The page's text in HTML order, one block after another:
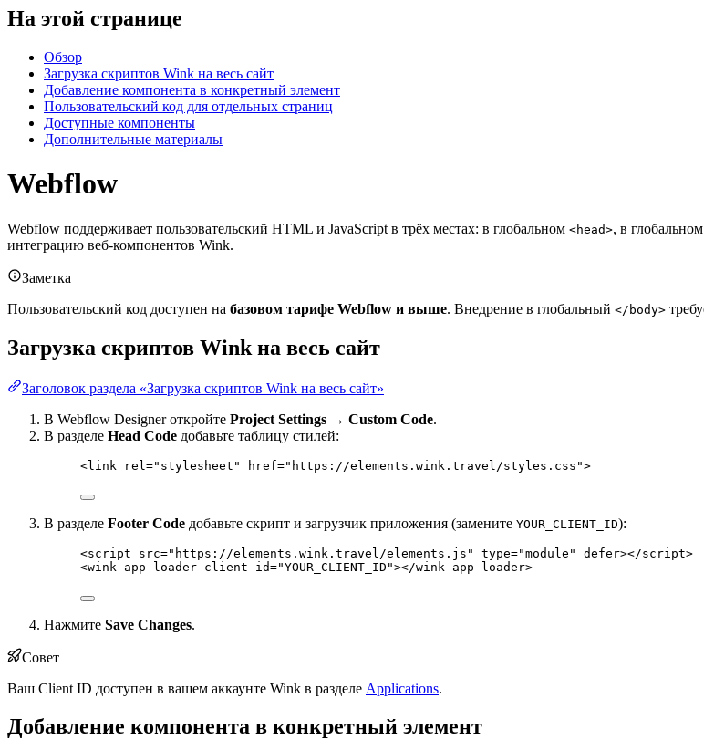
На этой странице
Обзор
Загрузка скриптов Wink на весь сайт
Добавление компонента в конкретный элемент
Пользовательский код для отдельных страниц
Доступные компоненты
Дополнительные материалы
Webflow
Webflow поддерживает пользовательский HTML и JavaScript в трёх местах: в глобальном <head>, в глобальном
интеграцию веб-компонентов Wink.
Заметка
Пользовательский код доступен на базовом тарифе Webflow и выше. Внедрение в глобальный </body>
Загрузка скриптов Wink на весь сайт
Заголовок раздела «Загрузка скриптов Wink на весь сайт»
В Webflow Designer откройте Project Settings → Custom Code.
В разделе Head Code добавьте таблицу стилей:
<link rel =" stylesheet " href=" https://elements.wink.travel/styles.css ">
В разделе Footer Code добавьте скрипт и загрузчик приложения (замените YOUR_CLIENT_ID):
<script src=" https://elements.wink.travel/elements.js " type="module " defer></script>
<wink-app-loader client-id="YOUR_CLIENT_ID "></wink-app-loader>
Нажмите Save Changes.
Совет
Ваш Client ID доступен в вашем аккаунте Wink в разделе Applications.
Добавление компонента в конкретный элемент